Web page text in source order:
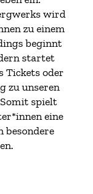
wird
zu einem
beginnt
startet
Tickets oder
zu unseren
spielt
eine
besondere